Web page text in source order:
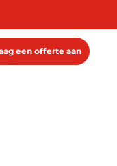
een offerte aan